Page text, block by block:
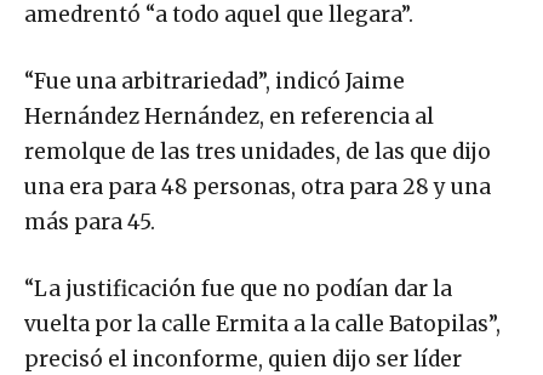
amedrentó “a todo aquel que llegara”.
“Fue una arbitrariedad”, indicó Jaime
Hernández Hernández, en referencia al
remolque de las tres unidades, de las que dijo
una era para 48 personas, otra para 28 y una
más para 45.
“La justificación fue que no podían dar la
vuelta por la calle Ermita a la calle Batopilas”,
precisó el inconforme, quien dijo ser líder